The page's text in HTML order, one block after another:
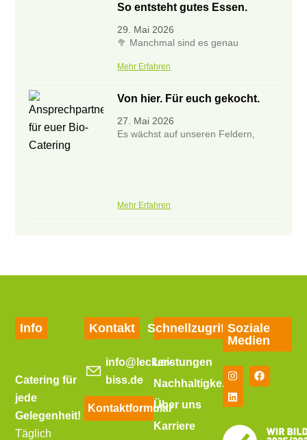
So entsteht gutes Essen.
29. Mai 2026
🥦 Manchmal sind es genau
Mehr Erfahren
Von hier. Für euch gekocht.
27. Mai 2026
Es wächst auf unseren Feldern,
Mehr Erfahren
Info
Catering für
jede
Gelegenheit!
Täglich
Kontakt
info@lecker-
biss.de
Kontaktformular
Schnellzugriff
Leistungen
Nachhaltigkeit
Über uns
Karriere
Soziale
Medien